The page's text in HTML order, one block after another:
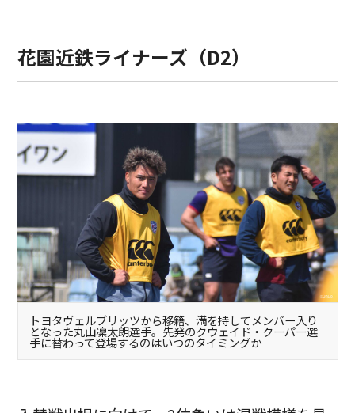
花園近鉄ライナーズ（D2）
トヨタヴェルブリッツから移籍、満を持してメンバー入り
となった丸山凜太朗選手。先発のクウェイド・クーパー選
手に替わって登場するのはいつのタイミングか